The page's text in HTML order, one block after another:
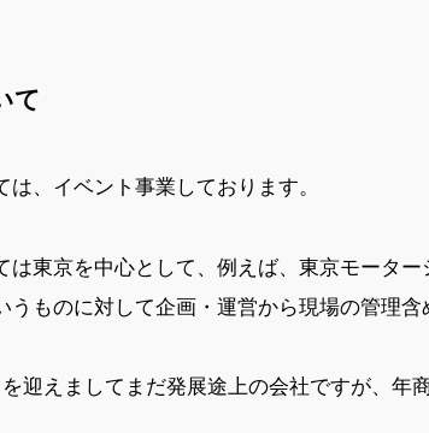
て
、イベント事業しております。
東京を中心として、例えば、東京モータ
うものに対して企画・運営から現場の管理含
迎えましてまだ発展途上の会社ですが、年